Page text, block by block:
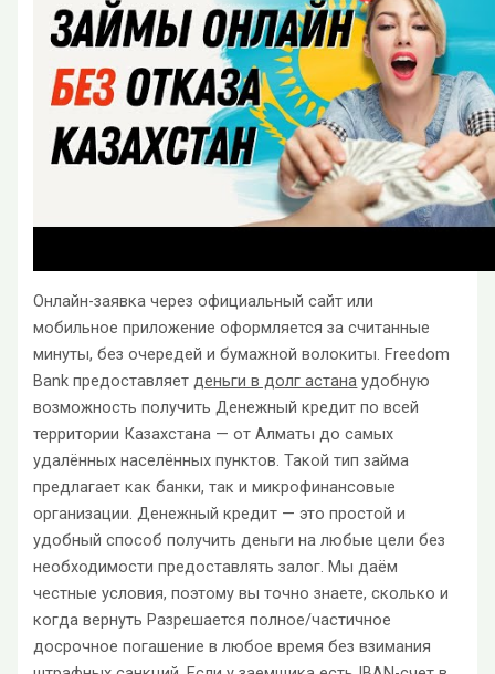
Онлайн-заявка через официальный сайт или
мобильное приложение оформляется за считанные
минуты, без очередей и бумажной волокиты. Freedom
Bank предоставляетденьги в долг астана удобную
возможность получить Денежный кредит по всей
территории Казахстана — от Алматы до самых
удалённых населённых пунктов. Такой тип займа
предлагает как банки, так и микрофинансовые
организации. Денежный кредит — это простой и
удобный способ получить деньги на любые цели без
необходимости предоставлять залог. Мы даём
честные условия, поэтому вы точно знаете, сколько и
когда вернуть Разрешается полное/частичное
досрочное погашение в любое время без взимания